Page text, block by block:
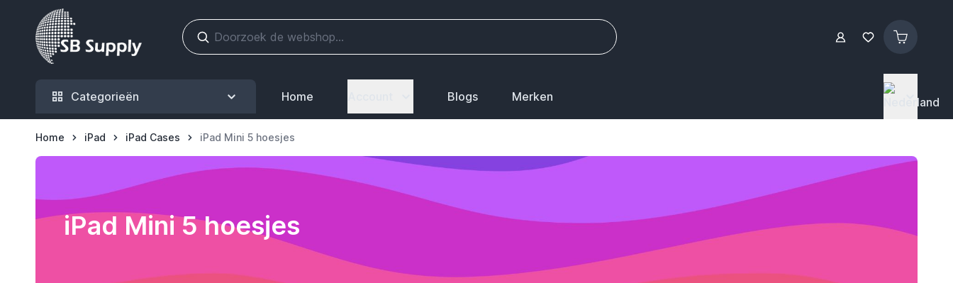
Ga naar de inhoud
Categorieën Home Blogs Merken
Home iPad iPad Cases iPad Mini 5 hoesjes
iPad Mini 5 hoesjes